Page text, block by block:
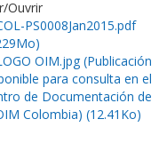
Ouvrir
PS0008Jan2015.pdf
OIM.jpg (Publicación
para consulta en el
de Documentación de
Colombia) (12.41Ko)